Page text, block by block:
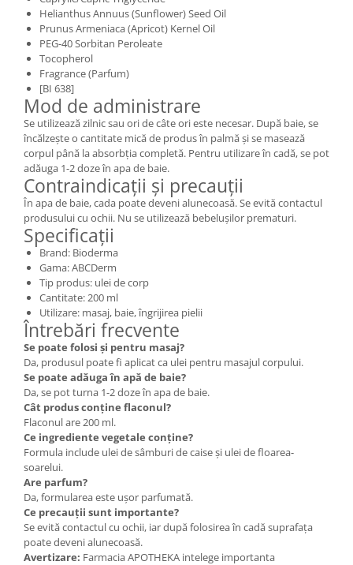
Helianthus Annuus (Sunflower) Seed Oil
Prunus Armeniaca (Apricot) Kernel Oil
PEG-40 Sorbitan Peroleate
Tocopherol
Fragrance (Parfum)
[BI 638]
Mod de administrare
Se utilizează zilnic sau ori de câte ori este necesar. După baie, se
încălzește o cantitate mică de produs în palmă și se masează
corpul până la absorbția completă. Pentru utilizare în cadă, se pot
adăuga 1-2 doze în apa de baie.
Contraindicații și precauții
În apa de baie, cada poate deveni alunecoasă. Se evită contactul
produsului cu ochii. Nu se utilizează bebelușilor prematuri.
Specificații
Brand: Bioderma
Gama: ABCDerm
Tip produs: ulei de corp
Cantitate: 200 ml
Utilizare: masaj, baie, îngrijirea pielii
Întrebări frecvente
Se poate folosi și pentru masaj?
Da, produsul poate fi aplicat ca ulei pentru masajul corpului.
Se poate adăuga în apă de baie?
Da, se pot turna 1-2 doze în apa de baie.
Cât produs conține flaconul?
Flaconul are 200 ml.
Ce ingrediente vegetale conține?
Formula include ulei de sâmburi de caise și ulei de floarea-
soarelui.
Are parfum?
Da, formularea este ușor parfumată.
Ce precauții sunt importante?
Se evită contactul cu ochii, iar după folosirea în cadă suprafața
poate deveni alunecoasă.
Avertizare: Farmacia APOTHEKA intelege importanta